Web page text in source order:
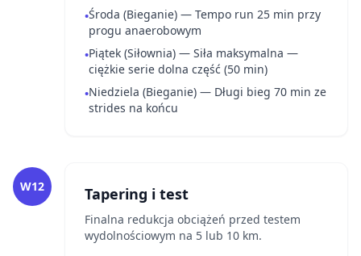
•Środa (Bieganie) — Tempo run 25 min przy
progu anaerobowym
•Piątek (Siłownia) — Siła maksymalna —
ciężkie serie dolna część (50 min)
•Niedziela (Bieganie) — Długi bieg 70 min ze
strides na końcu
W12 Tapering i test
Finalna redukcja obciążeń przed testem
wydolnościowym na 5 lub 10 km.